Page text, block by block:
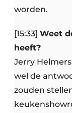
worden.
[15:33] Weet
heeft?
Jerry
wel de
zouden